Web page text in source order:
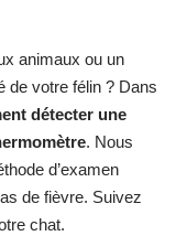
animaux ou un
de votre félin ? Dans
détecter une
. Nous
d’examen
de fièvre. Suivez
chat.